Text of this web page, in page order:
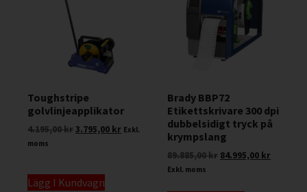
Toughstripe
golvlinjeapplikator
4.195,00kr3.795,00 kr Exkl.
moms
Lägg I Kundvagn
Brady BBP72
Etikettskrivare 300 dpi
dubbelsidigt tryck på
krympslang
89.885,00kr 84.995,00 kr
Exkl. moms